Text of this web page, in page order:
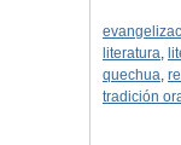
literatura,
quechua,
tradición